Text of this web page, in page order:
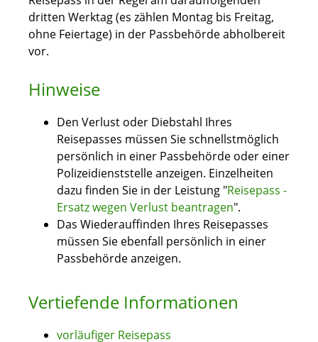
dritten Werktag (es zählen Montag bis Freitag,
ohne Feiertage) in der Passbehörde abholbereit
vor.
Hinweise
Den Verlust oder Diebstahl Ihres
Reisepasses müssen Sie schnellstmöglich
persönlich in einer Passbehörde oder einer
Polizeidienststelle anzeigen. Einzelheiten
dazu finden Sie in der Leistung "Reisepass -
Ersatz wegen Verlust beantragen".
Das Wiederauffinden Ihres Reisepasses
müssen Sie ebenfall persönlich in einer
Passbehörde anzeigen.
Vertiefende Informationen
vorläufiger Reisepass